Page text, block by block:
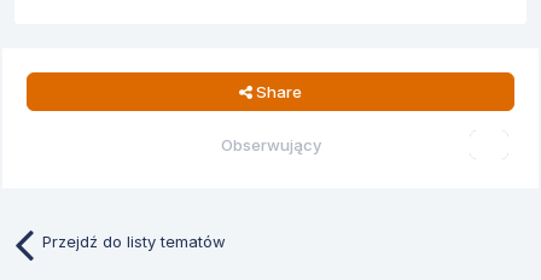
Share
Obserwujący
Przejdź do listy tematów